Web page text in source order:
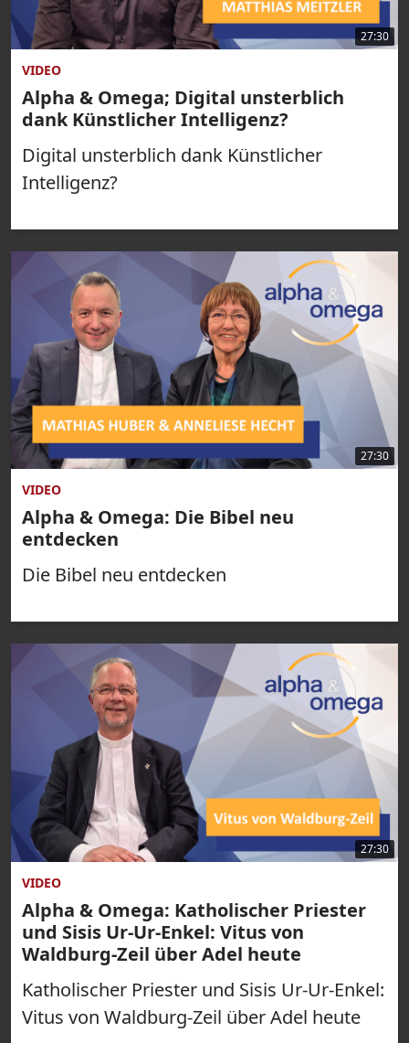
27:30
VIDEO
Alpha & Omega; Digital unsterblich
dank Künstlicher Intelligenz?
Digital unsterblich dank Künstlicher
Intelligenz?
27:30
VIDEO
Alpha & Omega: Die Bibel neu
entdecken
Die Bibel neu entdecken
27:30
VIDEO
Alpha & Omega: Katholischer Priester
und Sisis Ur-Ur-Enkel: Vitus von
Waldburg-Zeil über Adel heute
Katholischer Priester und Sisis Ur-Ur-Enkel:
Vitus von Waldburg-Zeil über Adel heute